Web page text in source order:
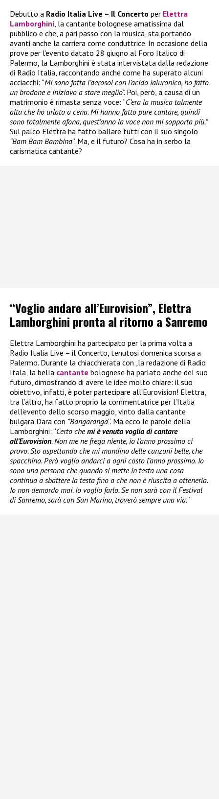
Debutto a Radio Italia Live – Il Concerto per Elettra
Lamborghini, la cantante bolognese amatissima dal
pubblico e che, a pari passo con la musica, sta portando
avanti anche la carriera come conduttrice. In occasione della
prove per l’evento datato 28 giugno al Foro Italico di
Palermo, la Lamborghini è stata intervistata dalla redazione
di Radio Italia, raccontando anche come ha superato alcuni
acciacchi: “Mi sono fatta l’aerosol con l’acido ialuronico, ho fatto
un brodone e iniziavo a stare meglio”. Poi, però, a causa di un
matrimonio è rimasta senza voce: “C’era la musica talmente
alta che ho urlato a cena. Mi hanno fatto pure cantare, quindi
sono totalmente afona, quest’anno la voce non mi sopporta più.”
Sul palco Elettra ha fatto ballare tutti con il suo singolo
“Bam Bam Bambina“. Ma, e il futuro? Cosa ha in serbo la
carismatica cantante?
“Voglio andare all’Eurovision”, Elettra
Lamborghini pronta al ritorno a Sanremo
Elettra Lamborghini ha partecipato per la prima volta a
Radio Italia Live – il Concerto, tenutosi domenica scorsa a
Palermo. Durante la chiacchierata con ,la redazione di Radio
Itala, la bella cantante bolognese ha parlato anche del suo
futuro, dimostrando di avere le idee molto chiare: il suo
obiettivo, infatti, è poter partecipare all’Eurovision! Elettra,
tra l’altro, ha fatto proprio la commentatrice per l’Italia
dell’evento dello scorso maggio, vinto dalla cantante
bulgara Dara con “Bangaranga“. Ma ecco le parole della
Lamborghini: “Certo chemi è venuta voglia di cantare
all’Eurovision. Non me ne frega niente, io l’anno prossimo ci
provo. Sto aspettando che mi mandino delle canzoni belle, che
spacchino. Però voglio andarci a ogni costo l’anno prossimo. Io
sono una persona che quando si mette in testa una cosa
continua a sbattere la testa fino a che non è riuscita a ottenerla.
Io non demordo mai. Io voglio farlo. Se non sarà con il Festival
di Sanremo, sarà con San Marino, troverò sempre una via.“